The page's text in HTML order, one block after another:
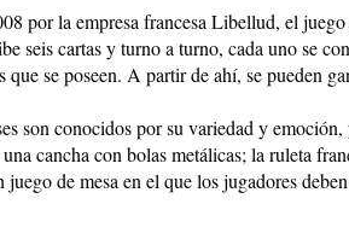
por la empresa francesa Libellud, el
seis cartas y turno a turno, cada uno se
que se poseen. A partir de ahí, se pueden
son conocidos por su variedad y
cancha con bolas metálicas; la ruleta
de mesa en el que los jugadores